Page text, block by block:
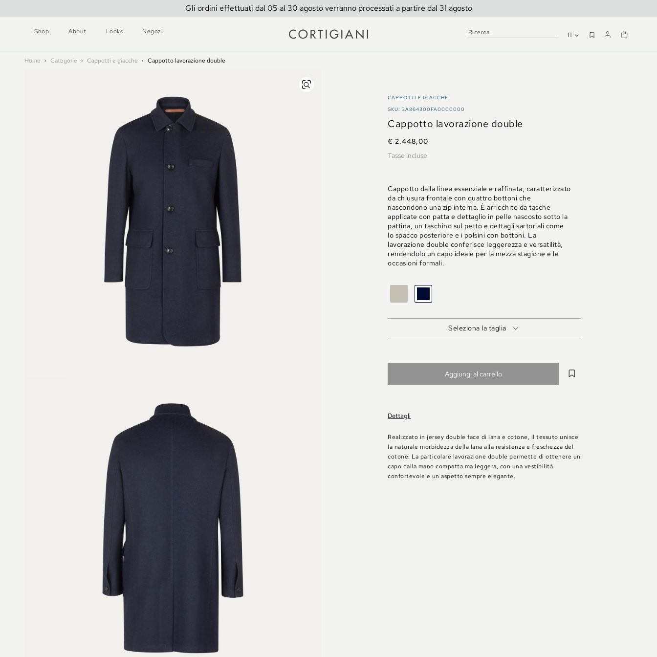
Gli ordini effettuati dal 05 al 30 agosto verranno processati a partire dal 31 agosto
Shop About Looks Negozi IT
Home Categorie Cappotti e giacche Cappotto lavorazione double
CAPPOTTI E GIACCHE
SKU: 3A864300FA0000000
Cappotto lavorazione double
€ 2.448,00
Tasse incluse
Cappotto dalla linea essenziale e raffinata, caratterizzato
da chiusura frontale con quattro bottoni che
nascondono una zip interna. È arricchito da tasche
applicate con patta e dettaglio in pelle nascosto sotto la
pattina, un taschino sul petto e dettagli sartoriali come
lo spacco posteriore e i polsini con bottoni. La
lavorazione double conferisce leggerezza e versatilità,
rendendolo un capo ideale per la mezza stagione e le
occasioni formali.
BEIGE
MELANGE
Seleziona la taglia
Aggiungi al carrello
Dettagli
Realizzato in jersey double face di lana e cotone, il tessuto unisce
la naturale morbidezza della lana alla resistenza e freschezza del
cotone. La particolare lavorazione double permette di ottenere un
capo dalla mano compatta ma leggera, con una vestibilità
confortevole e un aspetto sempre elegante.